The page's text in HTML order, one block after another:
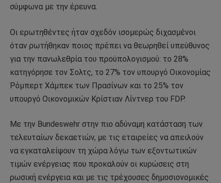
σύμφωνα με την έρευνα.
Οι ερωτηθέντες ήταν σχεδόν ισομερώς διχασμένοι
όταν ρωτήθηκαν ποιος πρέπει να θεωρηθεί υπεύθυνος
για την πανωλεθρία του προϋπολογισμού: το 28%
κατηγόρησε τον Σολτς, το 27% τον υπουργό Οικονομίας
Ρόμπερτ Χάμπεκ των Πρασίνων και το 25% τον
υπουργό Οικονομικών Κρίστιαν Λίντνερ του FDP.
Με την Bundeswehr στην πιο αδύναμη κατάσταση των
τελευταίων δεκαετιών, με τις εταιρείες να απειλούν
να εγκαταλείψουν τη χώρα λόγω των εξοντωτικών
τιμών ενέργειας που προκαλούν οι κυρώσεις στη
ρωσική ενέργεια και με τις τρέχουσες δημοσιονομικές